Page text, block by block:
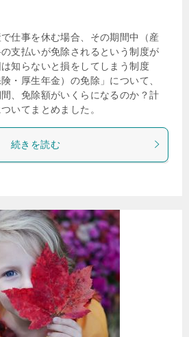
仕事を休む場合、その期間中（産
支払いが免除されるという制度が
知らないと損をしてしまう制度
・厚生年金）の免除」について、
、免除額がいくらになるのか？計
いてまとめました。
続きを読む